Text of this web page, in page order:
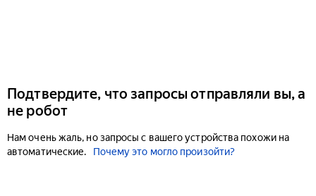
Подтвердите, что запросы отправляли вы, а
не робот
Нам очень жаль, но запросы с вашего устройства похожи на
автоматические.
Почему это могло произойти?